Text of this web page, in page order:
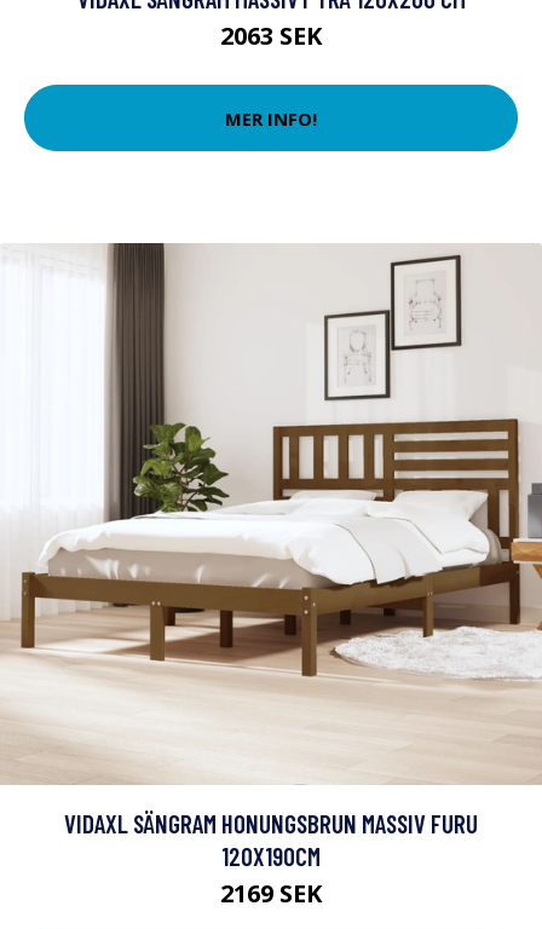
2063 SEK
MER INFO!
VIDAXL SÄNGRAM HONUNGSBRUN MASSIV FURU
120X190CM
2169 SEK